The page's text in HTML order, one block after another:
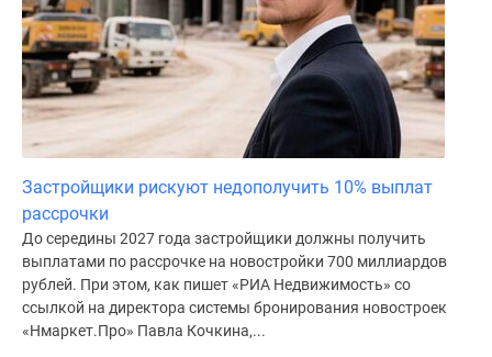
Застройщики рискуют недополучить 10% выплат
рассрочки
До середины 2027 года застройщики должны получить
выплатами по рассрочке на новостройки 700 миллиардов
рублей. При этом, как пишет «РИА Недвижимость» со
ссылкой на директора системы бронирования новостроек
«Нмаркет.Про» Павла Кочкина,...